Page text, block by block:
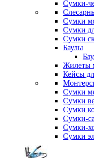
Сумки-
Сумки
Сумки
Сумки
Баулы
Жилеты
Кейсы
Сумки
Сумки
Сумки
Сумки-
Сумки-
Сумки